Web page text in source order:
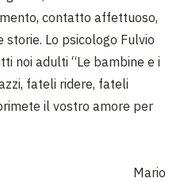
contatto affettuoso,
storie. Lo psicologo Fulvio
noi adulti “Le bambine e i
fateli ridere, fateli
il vostro amore per
2023. Mario